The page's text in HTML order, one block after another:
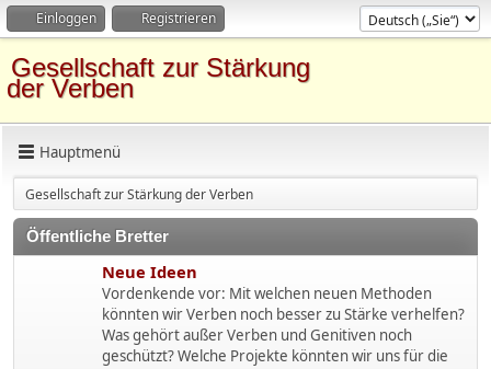
Einloggen Registrieren
Gesellschaft zur Stärkung
der Verben
Hauptmenü
Gesellschaft zur Stärkung der Verben
Öffentliche Bretter
Neue Ideen
Vordenkende vor: Mit welchen neuen Methoden
könnten wir Verben noch besser zu Stärke verhelfen?
Was gehört außer Verben und Genitiven noch
geschützt? Welche Projekte könnten wir uns für die